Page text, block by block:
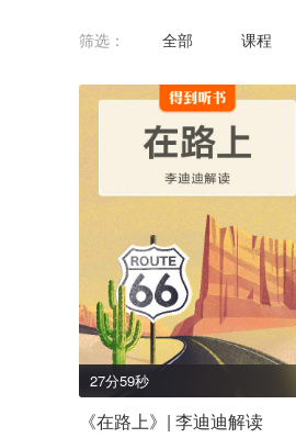
筛选： 全部 课程
27分59秒
《在路上》| 李迪迪解读